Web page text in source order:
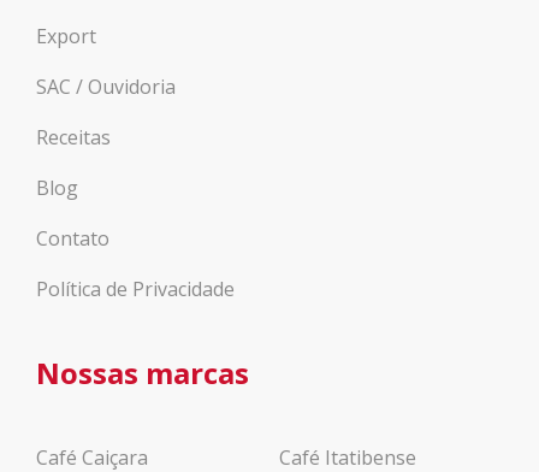
Export
SAC / Ouvidoria
Receitas
Blog
Contato
Política de Privacidade
Nossas marcas
Café Caiçara
Café Itatibense